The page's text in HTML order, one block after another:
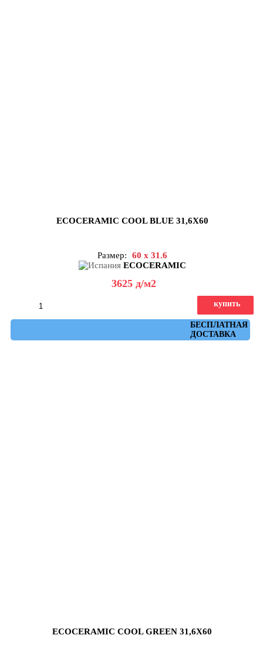
ECOCERAMIC COOL BLUE 31,6X60
Размер:
60 x 31.6
ECOCERAMIC
3625 д/м2
БЕСПЛАТНАЯ
ДОСТАВКА
купить
ECOCERAMIC COOL GREEN 31,6X60